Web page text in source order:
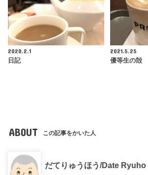
2020.2.1
日記
2021.5.25
優等生の殻
ABOUT この記事をかいた人
だてりゅうほう/Date Ryuho